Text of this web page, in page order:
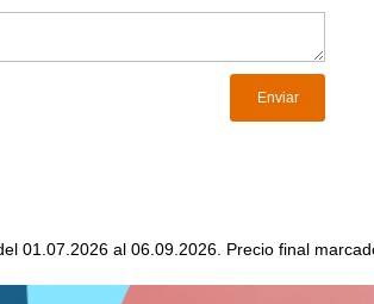
01.07.2026 al 06.09.2026. Precio final